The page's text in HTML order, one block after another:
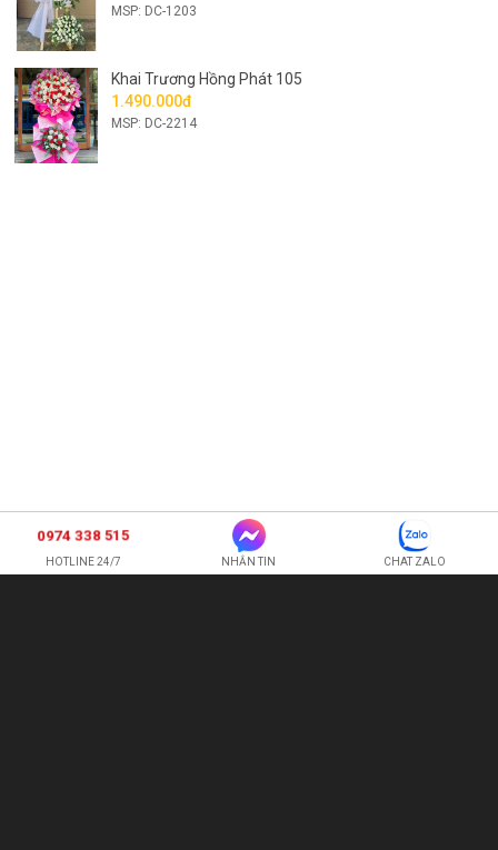
MSP: DC-1203
Khai Trương Hồng Phát 105
1.490.000đ
MSP: DC-2214
0974 338 515
HOTLINE 24/7 NHẮN TIN CHAT ZALO